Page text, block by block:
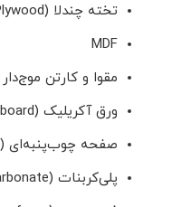
تخته چندلا (Plywood)
MDF
مقوا و کارتن موج‌دار
ورق آکریلیک (Acrylic board)
صفحه چوب‌پنبه‌ای (Cork sheet)
پلی‌کربنات (Polycarbonate)